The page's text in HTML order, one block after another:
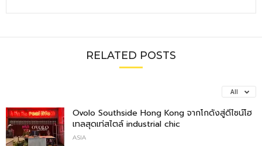
RELATED POSTS
All
Ovolo Southside Hong Kong จากโกดังสู่ดีไซน์โฮ
เทลสุดเท่สไตล์ industrial chic
ASIA